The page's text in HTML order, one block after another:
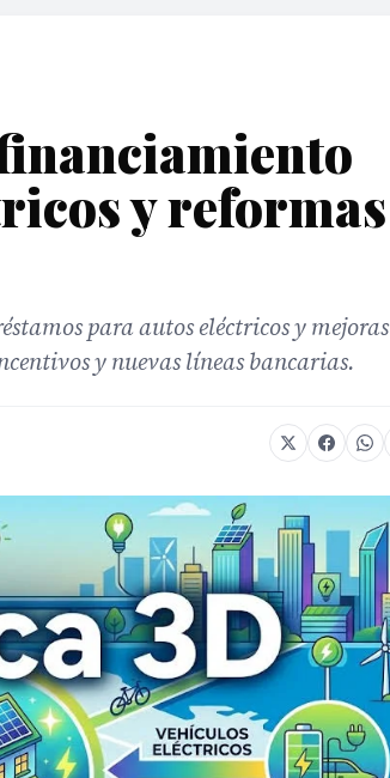
y reformas
para autos eléctricos y mejoras
y nuevas líneas bancarias.